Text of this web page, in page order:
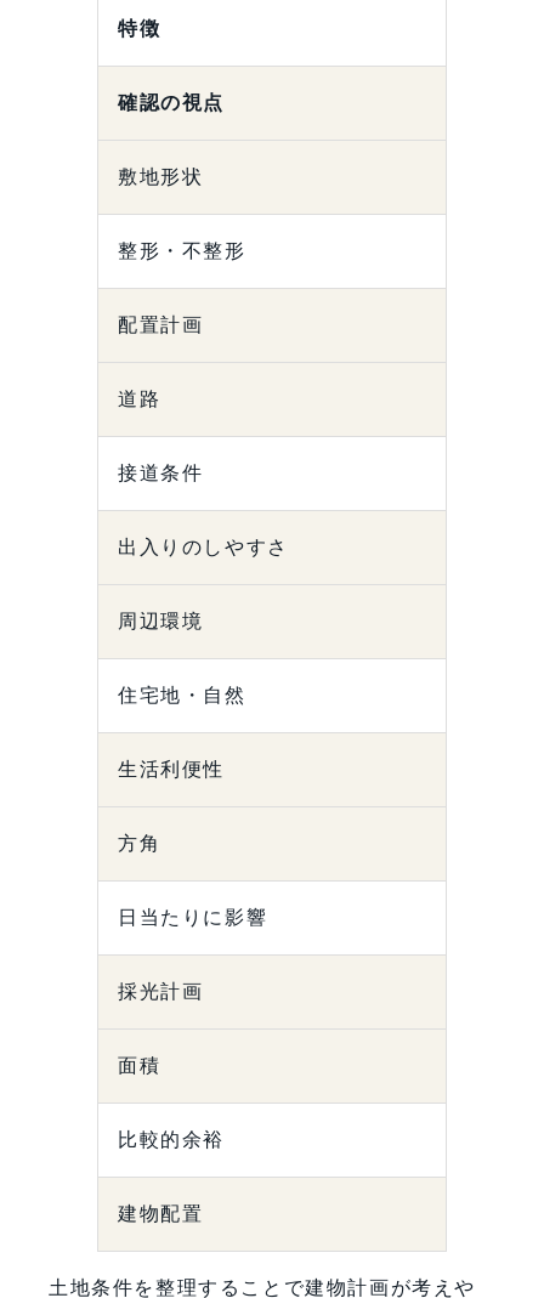
特徴
確認の視点
敷地形状
整形・不整形
配置計画
道路
接道条件
出入りのしやすさ
周辺環境
住宅地・自然
生活利便性
方角
日当たりに影響
採光計画
面積
比較的余裕
建物配置
土地条件を整理することで建物計画が考えや